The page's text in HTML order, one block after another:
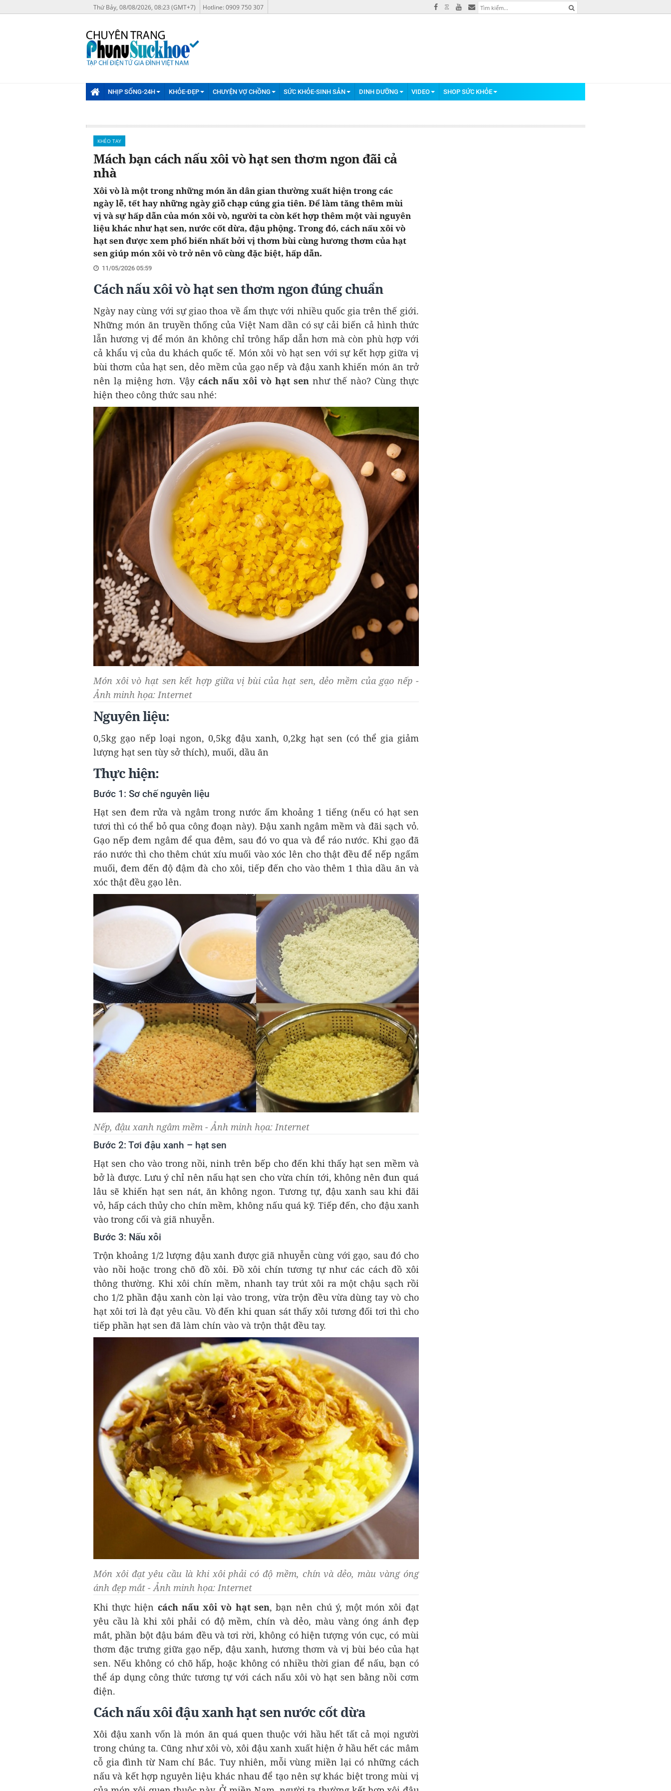
Thứ Bảy, 08/08/2026, 08:23 (GMT+7) Hotline: 0909 750 307
NHỊP SỐNG-24H KHỎE-ĐẸP CHUYỆN VỢ CHỒNG SỨC KHỎE-SINH SẢN DINH DƯỠNG VIDEO SHOP SỨC KHỎE
KHÉO TAY
Mách bạn cách nấu xôi vò hạt sen thơm ngon đãi cả
nhà
Xôi vò là một trong những món ăn dân gian thường xuất hiện trong các
ngày lễ, tết hay những ngày giỗ chạp cúng gia tiên. Để làm tăng thêm mùi
vị và sự hấp dẫn của món xôi vò, người ta còn kết hợp thêm một vài nguyên
liệu khác như hạt sen, nước cốt dừa, đậu phộng. Trong đó, cách nấu xôi vò
hạt sen được xem phổ biến nhất bởi vị thơm bùi cùng hương thơm của hạt
sen giúp món xôi vò trở nên vô cùng đặc biệt, hấp dẫn.
11/05/2026 05:59
Cách nấu xôi vò hạt sen thơm ngon đúng chuẩn
Ngày nay cùng với sự giao thoa về ẩm thực với nhiều quốc gia trên thế giới.
Những món ăn truyền thống của Việt Nam dần có sự cải biến cả hình thức
lẫn hương vị để món ăn không chỉ trông hấp dẫn hơn mà còn phù hợp với
cả khẩu vị của du khách quốc tế. Món xôi vò hạt sen với sự kết hợp giữa vị
bùi thơm của hạt sen, dẻo mềm của gạo nếp và đậu xanh khiến món ăn trở
nên lạ miệng hơn. Vậy cách nấu xôi vò hạt sen như thế nào? Cùng thực
hiện theo công thức sau nhé:
Món xôi vò hạt sen kết hợp giữa vị bùi của hạt sen, dẻo mềm của gạo nếp -
Ảnh minh họa: Internet
Nguyên liệu:
0,5kg gạo nếp loại ngon, 0,5kg đậu xanh, 0,2kg hạt sen (có thể gia giảm
lượng hạt sen tùy sở thích), muối, dầu ăn
Thực hiện:
Bước 1: Sơ chế nguyên liệu
Hạt sen đem rửa và ngâm trong nước ấm khoảng 1 tiếng (nếu có hạt sen
tươi thì có thể bỏ qua công đoạn này). Đậu xanh ngâm mềm và đãi sạch vỏ.
Gạo nếp đem ngâm để qua đêm, sau đó vo qua và để ráo nước. Khi gạo đã
ráo nước thì cho thêm chút xíu muối vào xóc lên cho thật đều để nếp ngấm
muối, đem đến độ đậm đà cho xôi, tiếp đến cho vào thêm 1 thìa dầu ăn và
xóc thật đều gạo lên.
Nếp, đậu xanh ngâm mềm - Ảnh minh họa: Internet
Bước 2: Tơi đậu xanh – hạt sen
Hạt sen cho vào trong nồi, ninh trên bếp cho đến khi thấy hạt sen mềm và
bở là được. Lưu ý chỉ nên nấu hạt sen cho vừa chín tới, không nên đun quá
lâu sẽ khiến hạt sen nát, ăn không ngon. Tương tự, đậu xanh sau khi đãi
vỏ, hấp cách thủy cho chín mềm, không nấu quá kỹ. Tiếp đến, cho đậu xanh
vào trong cối và giã nhuyễn.
Bước 3: Nấu xôi
Trộn khoảng 1/2 lượng đậu xanh được giã nhuyễn cùng với gạo, sau đó cho
vào nồi hoặc trong chõ đồ xôi. Đồ xôi chín tương tự như các cách đồ xôi
thông thường. Khi xôi chín mềm, nhanh tay trút xôi ra một chậu sạch rồi
cho 1/2 phần đậu xanh còn lại vào trong, vừa trộn đều vừa dùng tay vò cho
hạt xôi tơi là đạt yêu cầu. Vò đến khi quan sát thấy xôi tương đối tơi thì cho
tiếp phần hạt sen đã làm chín vào và trộn thật đều tay.
Món xôi đạt yêu cầu là khi xôi phải có độ mềm, chín và dẻo, màu vàng óng
ánh đẹp mắt - Ảnh minh họa: Internet
Khi thực hiện cách nấu xôi vò hạt sen, bạn nên chú ý, một món xôi đạt
yêu cầu là khi xôi phải có độ mềm, chín và dẻo, màu vàng óng ánh đẹp
mắt, phần bột đậu bám đều và tơi rời, không có hiện tượng vón cục, có mùi
thơm đặc trưng giữa gạo nếp, đậu xanh, hương thơm và vị bùi béo của hạt
sen. Nếu không có chõ hấp, hoặc không có nhiều thời gian để nấu, bạn có
thể áp dụng công thức tương tự với cách nấu xôi vò hạt sen bằng nồi cơm
điện.
Cách nấu xôi đậu xanh hạt sen nước cốt dừa
Xôi đậu xanh vốn là món ăn quá quen thuộc với hầu hết tất cả mọi người
trong chúng ta. Cũng như xôi vò, xôi đậu xanh xuất hiện ở hầu hết các mâm
cỗ gia đình từ Nam chí Bắc. Tuy nhiên, mỗi vùng miền lại có những cách
nấu và kết hợp nguyên liệu khác nhau để tạo nên sự khác biệt trong mùi vị